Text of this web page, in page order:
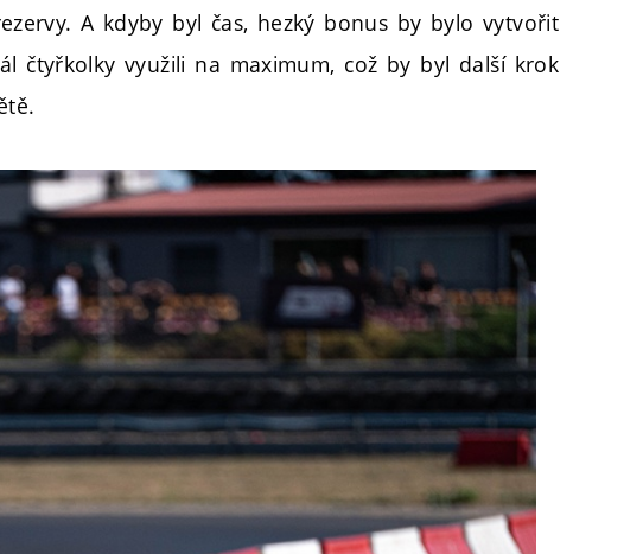
A kdyby byl čas, hezký bonus by bylo vytvořit
čtyřkolky využili na maximum, což by byl další krok